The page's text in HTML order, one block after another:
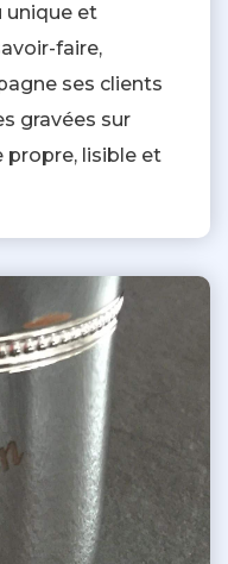
unique et
faire,
ses clients
gravées sur
propre, lisible et